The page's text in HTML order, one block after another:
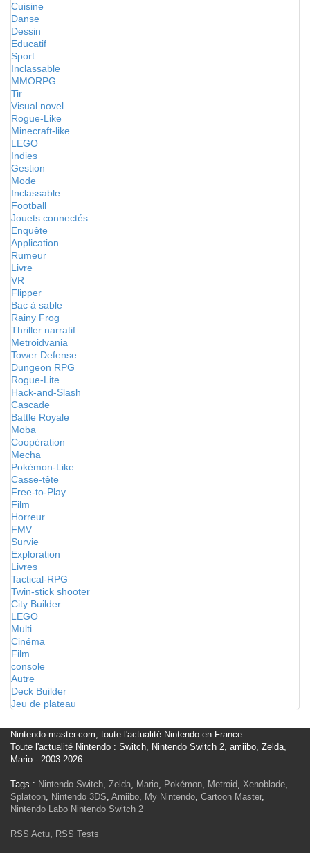
Cuisine
Danse
Dessin
Educatif
Sport
Inclassable
MMORPG
Tir
Visual novel
Rogue-Like
Minecraft-like
LEGO
Indies
Gestion
Mode
Inclassable
Football
Jouets connectés
Enquête
Application
Rumeur
Livre
VR
Flipper
Bac à sable
Rainy Frog
Thriller narratif
Metroidvania
Tower Defense
Dungeon RPG
Rogue-Lite
Hack-and-Slash
Cascade
Battle Royale
Moba
Coopération
Mecha
Pokémon-Like
Casse-tête
Free-to-Play
Film
Horreur
FMV
Survie
Exploration
Livres
Tactical-RPG
Twin-stick shooter
City Builder
LEGO
Multi
Cinéma
Film
console
Autre
Deck Builder
Jeu de plateau
Nintendo-master.com, toute l'actualité Nintendo en France
Toute l'actualité Nintendo : Switch, Nintendo Switch 2, amiibo, Zelda,
Mario - 2003-2026
Tags : Nintendo Switch, Zelda, Mario, Pokémon, Metroid, Xenoblade,
Splatoon, Nintendo 3DS, Amiibo, My Nintendo, Cartoon Master,
Nintendo Labo Nintendo Switch 2
RSS Actu, RSS Tests